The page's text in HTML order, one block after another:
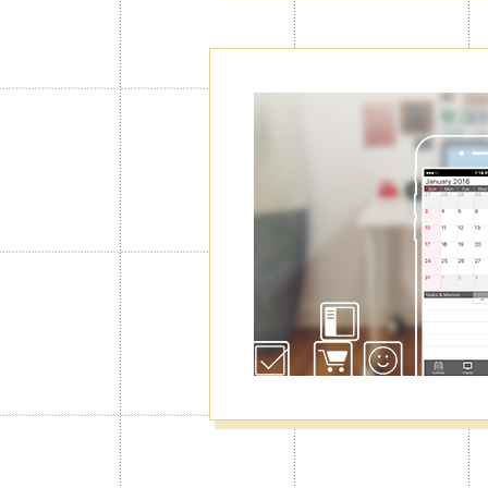
ولكن من خدمة البريميوم، ستتمكن
من إنشاء تقويمات إضافية بعدد يصل إلى 5 تقويمات، حيث ستتمكن من
وغيرها كل على حدة والتنقل